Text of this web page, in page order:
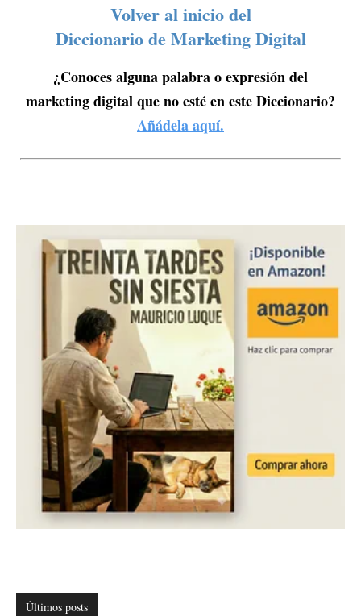
Volver al inicio del
Diccionario de Marketing Digital
¿Conoces alguna palabra o expresión del
marketing digital que no esté en este Diccionario?
Añádela aquí.
Últimos posts